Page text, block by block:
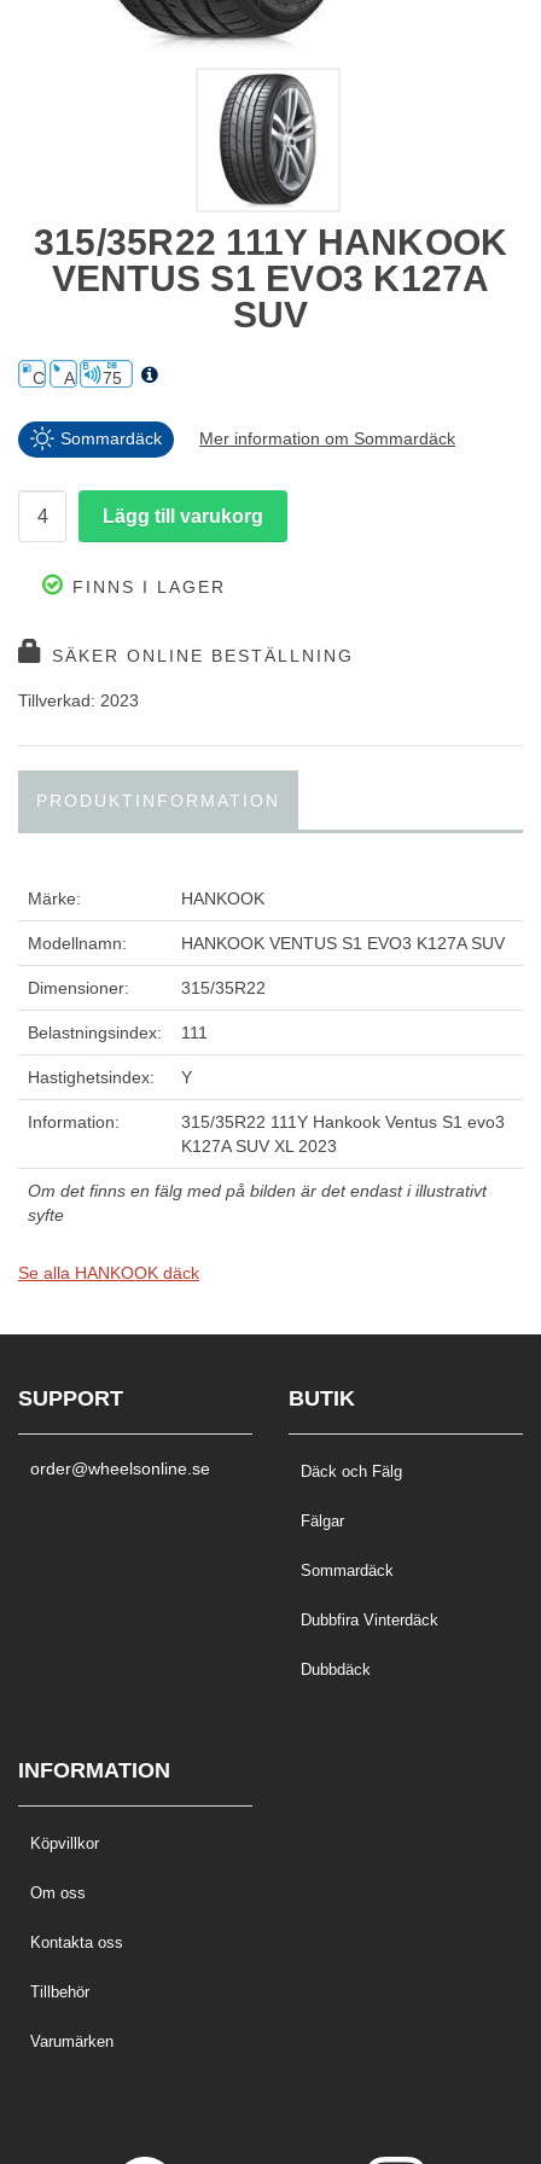
315/35R22 111Y HANKOOK
VENTUS S1 EVO3 K127A
SUV
C A 75
Sommardäck Mer information om Sommardäck
FINNS I LAGER
SÄKER ONLINE BESTÄLLNING
Tillverkad: 2023
PRODUKTINFORMATION
Märke: HANKOOK
Modellnamn: HANKOOK VENTUS S1 EVO3 K127A SUV
Dimensioner: 315/35R22
Belastningsindex: 111
Hastighetsindex: Y
Information:
315/35R22 111Y Hankook Ventus S1 evo3
K127A SUV XL 2023
Om det finns en fälg med på bilden är det endast i illustrativt
syfte
Se alla HANKOOK däck
SUPPORT
order@wheelsonline.se
BUTIK
Däck och Fälg
Fälgar
Sommardäck
Dubbfira Vinterdäck
Dubbdäck
INFORMATION
Köpvillkor
Om oss
Kontakta oss
Tillbehör
Varumärken